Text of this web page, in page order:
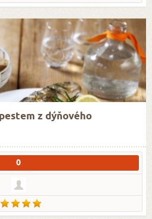
z dýňového
0